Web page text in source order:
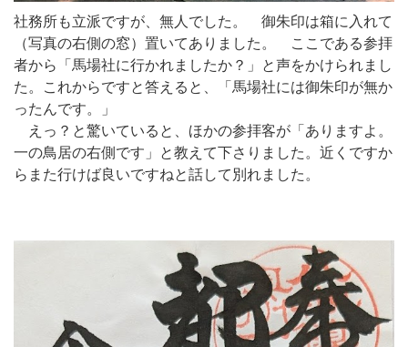
社務所も立派ですが、無人でした。 御朱印は箱に入れて
（写真の右側の窓）置いてありました。 ここである参拝
者から「馬場社に行かれましたか？」と声をかけられまし
た。これからですと答えると、「馬場社には御朱印が無か
ったんです。」
えっ？と驚いていると、ほかの参拝客が「ありますよ。
一の鳥居の右側です」と教えて下さりました。近くですか
らまた行けば良いですねと話して別れました。